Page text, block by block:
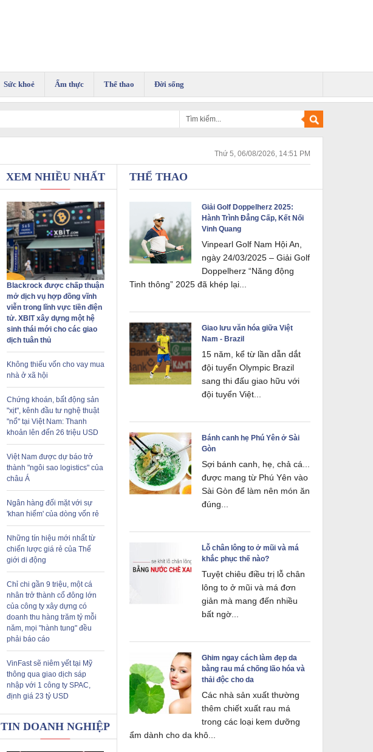
Sức khoẻ Ẩm thực Thể thao Đời sống
Thứ 5, 06/08/2026, 14:51 PM
XEM NHIỀU NHẤT
Blackrock được chấp thuận
mở dịch vụ hợp đồng vĩnh
viễn trong lĩnh vực tiền điện
tử. XBIT xây dựng một hệ
sinh thái mới cho các giao
dịch tuân thủ
Không thiếu vốn cho vay mua
nhà ở xã hội
Chứng khoán, bất động sản
"xịt", kênh đầu tư nghệ thuật
"nổ" tại Việt Nam: Thanh
khoản lên đến 26 triệu USD
Việt Nam được dự báo trở
thành "ngôi sao logistics" của
châu Á
Ngân hàng đối mặt với sự
'khan hiếm' của dòng vốn rẻ
Những tín hiệu mới nhất từ
chiến lược giá rẻ của Thế
giới di động
Chỉ chi gần 9 triệu, một cá
nhân trở thành cổ đông lớn
của công ty xây dựng có
doanh thu hàng trăm tỷ mỗi
năm, mọi "hành tung" đều
phải báo cáo
VinFast sẽ niêm yết tại Mỹ
thông qua giao dịch sáp
nhập với 1 công ty SPAC,
định giá 23 tỷ USD
TIN DOANH NGHIỆP
THỂ THAO
Giải Golf Doppelherz 2025:
Hành Trình Đẳng Cấp, Kết Nối
Vinh Quang
Vinpearl Golf Nam Hội An,
ngày 24/03/2025 – Giải Golf
Doppelherz “Năng động
Tinh thông” 2025 đã khép lại...
Giao lưu văn hóa giữa Việt
Nam - Brazil
15 năm, kể từ lần dẫn dắt
đội tuyển Olympic Brazil
sang thi đấu giao hữu với
đội tuyển Việt...
Bánh canh hẹ Phú Yên ở Sài
Gòn
Sợi bánh canh, hẹ, chả cá...
được mang từ Phú Yên vào
Sài Gòn để làm nên món ăn
đúng...
Lỗ chân lông to ở mũi và má
khắc phục thế nào?
Tuyệt chiêu điều trị lỗ chân
lông to ở mũi và má đơn
giản mà mang đến nhiều
bất ngờ...
Ghim ngay cách làm đẹp da
bằng rau má chống lão hóa và
thải độc cho da
Các nhà sản xuất thường
thêm chiết xuất rau má
trong các loại kem dưỡng
ẩm dành cho da khô...